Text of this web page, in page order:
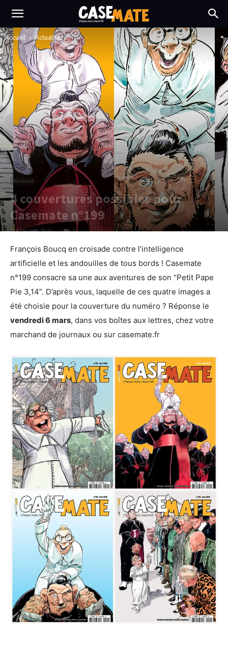
Accueil Actualité
Actualité
4 couvertures possibles pour
Casemate n°199
25 février 2026 4
François Boucq en croisade contre l’intelligence
artificielle et les andouilles de tous bords ! Casemate
n°199 consacre sa une aux aventures de son “Petit Pape
Pie 3,14”. D’après vous, laquelle de ces quatre images a
été choisie pour la couverture du numéro ? Réponse le
vendredi 6 mars, dans vos boîtes aux lettres, chez votre
marchand de journaux ou sur casemate.fr